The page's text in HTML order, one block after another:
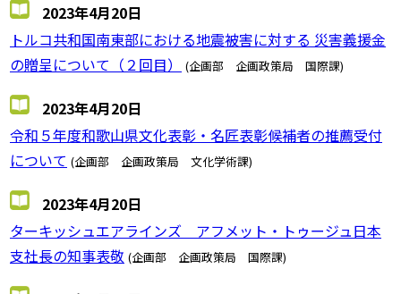
2023年4月20日
トルコ共和国南東部における地震被害に対する 災害義援金
の贈呈について（２回目）
(企画部 企画政策局 国際課)
2023年4月20日
令和５年度和歌山県文化表彰・名匠表彰候補者の推薦受付
について (企画部 企画政策局 文化学術課)
2023年4月20日
ターキッシュエアラインズ アフメット・トゥージュ日本
支社長の知事表敬 (企画部 企画政策局 国際課)